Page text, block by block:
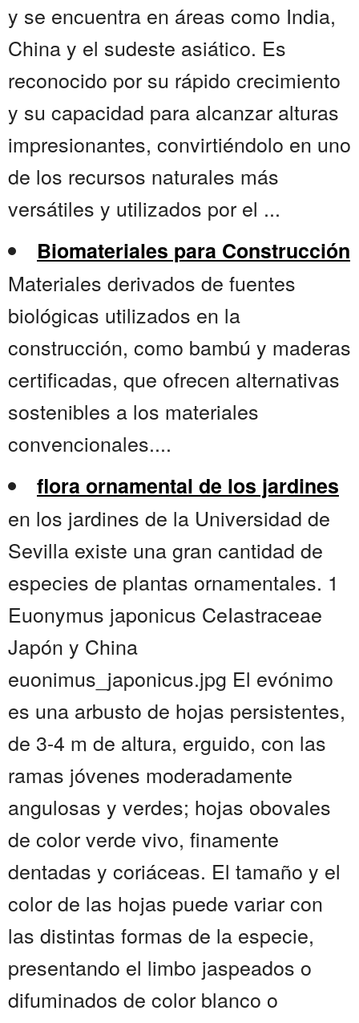
y se encuentra en áreas como India,
China y el sudeste asiático. Es
reconocido por su rápido crecimiento
y su capacidad para alcanzar alturas
impresionantes, convirtiéndolo en uno
de los recursos naturales más
versátiles y utilizados por el ...
Biomateriales para Construcción
Materiales derivados de fuentes
biológicas utilizados en la
construcción, como bambú y maderas
certificadas, que ofrecen alternativas
sostenibles a los materiales
convencionales....
flora ornamental de los jardines
en los jardines de la Universidad de
Sevilla existe una gran cantidad de
especies de plantas ornamentales. 1
Euonymus japonicus CeIastraceae
Japón y China
euonimus_japonicus.jpg El evónimo
es una arbusto de hojas persistentes,
de 3-4 m de altura, erguido, con las
ramas jóvenes moderadamente
angulosas y verdes; hojas obovales
de color verde vivo, finamente
dentadas y coriáceas. El tamaño y el
color de las hojas puede variar con
las distintas formas de la especie,
presentando el limbo jaspeados o
difuminados de color blanco o